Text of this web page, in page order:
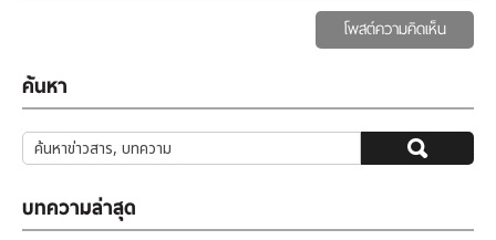
โพสต์ความคิดเห็น
ค้นหา
บทความล่าสุด